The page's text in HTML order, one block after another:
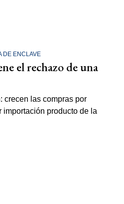
DE ENCLAVE
el rechazo de una